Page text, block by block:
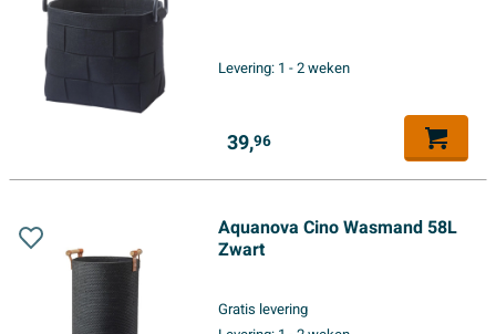
Levering: 1 - 2 weken
39,96
Aquanova Cino Wasmand 58L
Zwart
Gratis levering